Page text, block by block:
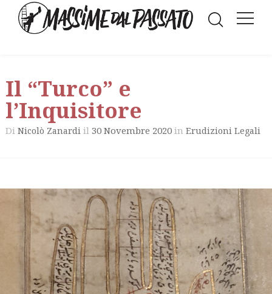
Il “Turco” e
l’Inquisitore
Di Nicolò Zanardi il 30 Novembre 2020 in Erudizioni Legali